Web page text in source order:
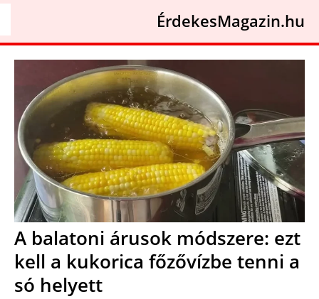
ÉrdekesMagazin.hu
A balatoni árusok módszere: ezt
kell a kukorica főzővízbe tenni a
só helyett